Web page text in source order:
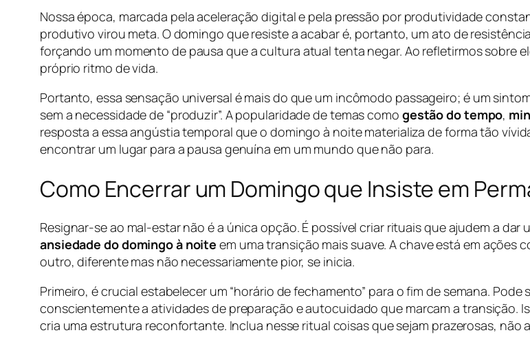
Nossa época, marcada pela aceleração digital e pela pressão por produtividade
produtivo virou meta. O domingo que resiste a acabar é, portanto, um ato de
forçando um momento de pausa que a cultura atual tenta negar. Ao refletirmos sobre
próprio ritmo de vida.
Portanto, essa sensação universal é mais do que um incômodo passageiro; é um
sem a necessidade de “produzir”. A popularidade de temas como gestão do tempo,
resposta a essa angústia temporal que o domingo à noite materializa de forma tão
encontrar um lugar para a pausa genuína em um mundo que não para.
Como Encerrar um Domingo que Insiste em
Resignar-se ao mal-estar não é a única opção. É possível criar rituais que ajudem a
ansiedade do domingo à noite em uma transição mais suave. A chave está em
outro, diferente mas não necessariamente pior, se inicia.
Primeiro, é crucial estabelecer um “horário de fechamento” para o fim de semana.
conscientemente a atividades de preparação e autocuidado que marcam a transição.
cria uma estrutura reconfortante. Inclua nesse ritual coisas que sejam prazerosas, não